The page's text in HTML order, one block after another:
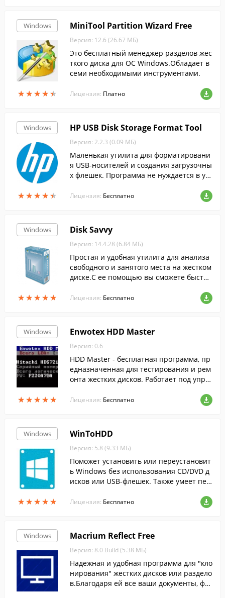
Windows
★★★★★
★★★★★
MiniTool Partition Wizard Free
Версия: 12.6 (26.67 МБ)
Это бесплатный менеджер разделов жес
ткого диска для ОС Windows.Обладает в
семи необходимыми инструментами.
Лицензия: Платно
Windows
★★★★★
★★★★★
HP USB Disk Storage Format Tool
Версия: 2.2.3 (0.09 МБ)
Маленькая утилита для форматировани
я USB-носителей и создания загрузочны
х флешек. Программа не нуждается в уст
ль, который нужно отформатировать....
Лицензия: Бесплатно
Windows
★★★★★
★★★★★
Disk Savvy
Версия: 14.4.28 (6.84 МБ)
Простая и удобная утилита для анализа
свободного и занятого места на жестком
диске.С ее помощью вы сможете быстро
ыбранном разделе.
Лицензия: Бесплатно
Windows
★★★★★
★★★★★
Enwotex HDD Master
Версия: 0.6
HDD Master - бесплатная программа, пр
едназначенная для тестирования и рем
онта жестких дисков. Работает под упра
в консольном режиме, чем достигается
высокая скорость и малый размер прог
Лицензия: Бесплатно
Windows
★★★★★
★★★★★
WinToHDD
Версия: 5.8 (9.33 МБ)
Поможет установить или переустановит
ь Windows без использования CD/DVD д
исков или USB-флешек. Также умеет пер
ой HDD или SSD диск.
Лицензия: Бесплатно
Windows Macrium Reflect Free
Версия: 8.0 Build (5.38 МБ)
Надежная и удобная программа для "кло
нирования" жестких дисков или раздело
в.Благодаря ей все ваши документы, фот